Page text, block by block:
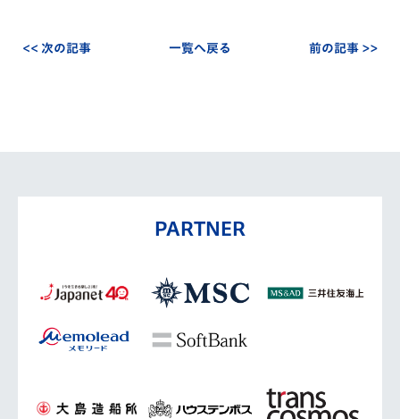
<< 次の記事 一覧へ戻る 前の記事 >>
PARTNER